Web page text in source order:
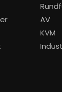
AV
KVM